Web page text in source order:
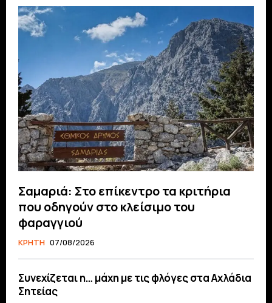
Σαμαριά: Στο επίκεντρο τα κριτήρια
που οδηγούν στο κλείσιμο του
φαραγγιού
ΚΡΗΤΗ 07/08/2026
Συνεχίζεται η… μάχη με τις φλόγες στα Αχλάδια
Σητείας